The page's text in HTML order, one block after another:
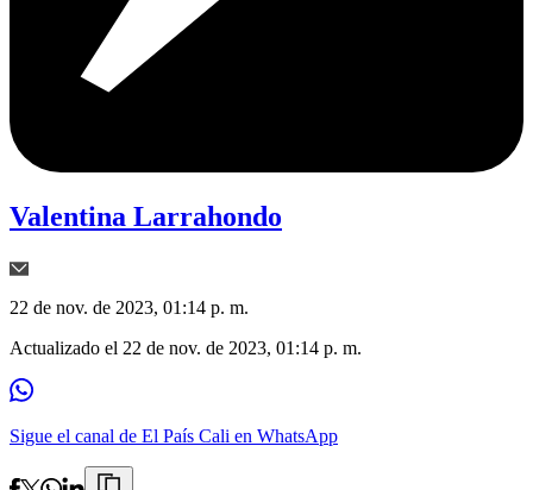
Valentina Larrahondo
22 de nov. de 2023, 01:14 p. m.
Actualizado el 22 de nov. de 2023, 01:14 p. m.
Sigue el canal de El País Cali en WhatsApp